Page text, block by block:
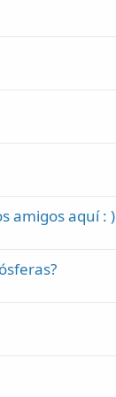
amigos aquí : )